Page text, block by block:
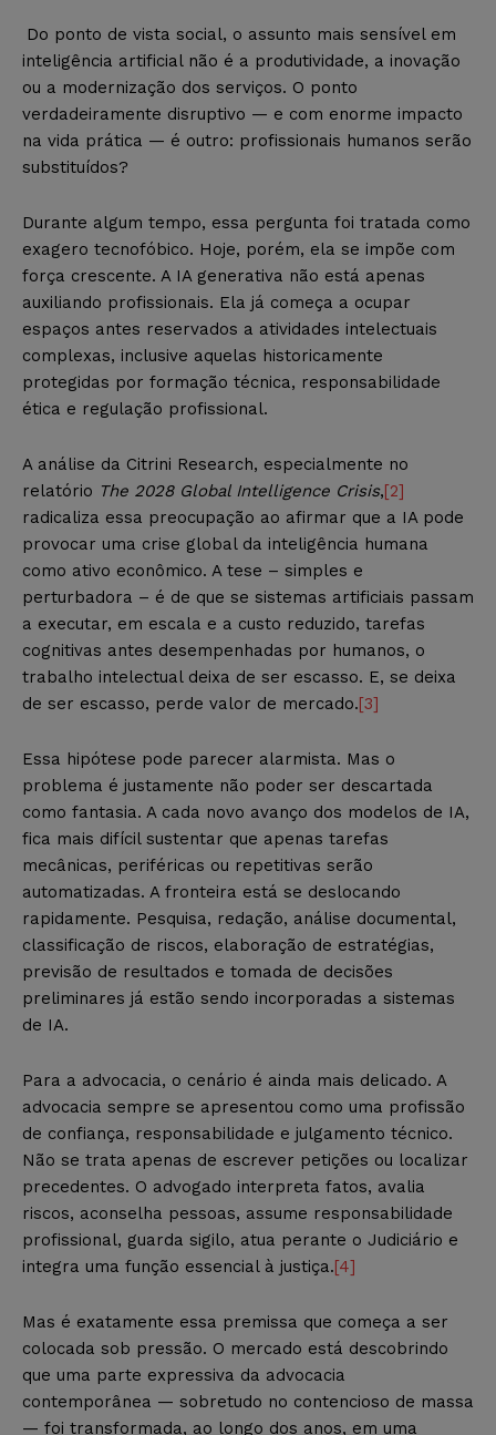
Do ponto de vista social, o assunto mais sensível em
inteligência artificial não é a produtividade, a inovação
ou a modernização dos serviços. O ponto
verdadeiramente disruptivo — e com enorme impacto
na vida prática — é outro: profissionais humanos serão
substituídos?
Durante algum tempo, essa pergunta foi tratada como
exagero tecnofóbico. Hoje, porém, ela se impõe com
força crescente. A IA generativa não está apenas
auxiliando profissionais. Ela já começa a ocupar
espaços antes reservados a atividades intelectuais
complexas, inclusive aquelas historicamente
protegidas por formação técnica, responsabilidade
ética e regulação profissional.
A análise da Citrini Research, especialmente no
relatório The 2028 Global Intelligence Crisis,[2]
radicaliza essa preocupação ao afirmar que a IA pode
provocar uma crise global da inteligência humana
como ativo econômico. A tese – simples e
perturbadora – é de que se sistemas artificiais passam
a executar, em escala e a custo reduzido, tarefas
cognitivas antes desempenhadas por humanos, o
trabalho intelectual deixa de ser escasso. E, se deixa
de ser escasso, perde valor de mercado.[3]
Essa hipótese pode parecer alarmista. Mas o
problema é justamente não poder ser descartada
como fantasia. A cada novo avanço dos modelos de IA,
fica mais difícil sustentar que apenas tarefas
mecânicas, periféricas ou repetitivas serão
automatizadas. A fronteira está se deslocando
rapidamente. Pesquisa, redação, análise documental,
classificação de riscos, elaboração de estratégias,
previsão de resultados e tomada de decisões
preliminares já estão sendo incorporadas a sistemas
de IA.
Para a advocacia, o cenário é ainda mais delicado. A
advocacia sempre se apresentou como uma profissão
de confiança, responsabilidade e julgamento técnico.
Não se trata apenas de escrever petições ou localizar
precedentes. O advogado interpreta fatos, avalia
riscos, aconselha pessoas, assume responsabilidade
profissional, guarda sigilo, atua perante o Judiciário e
integra uma função essencial à justiça.[4]
Mas é exatamente essa premissa que começa a ser
colocada sob pressão. O mercado está descobrindo
que uma parte expressiva da advocacia
contemporânea — sobretudo no contencioso de massa
— foi transformada, ao longo dos anos, em uma